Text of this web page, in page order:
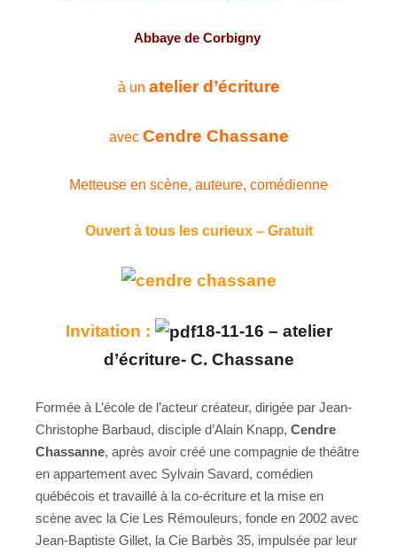
Abbaye de Corbigny
à un atelier d’écriture
avec Cendre Chassane
Metteuse en scène, auteure, comédienne
Ouvert à tous les curieux – Gratuit
Invitation :
18-11-16 – atelier
d’écriture- C. Chassane
Formée à L’école de l’acteur créateur, dirigée par Jean-
Christophe Barbaud, disciple d’Alain Knapp, Cendre
Chassanne, après avoir créé une compagnie de théâtre
en appartement avec Sylvain Savard, comédien
québécois et travaillé à la co-écriture et la mise en
scène avec la Cie Les Rémouleurs, fonde en 2002 avec
Jean-Baptiste Gillet, la Cie Barbès 35, impulsée par leur